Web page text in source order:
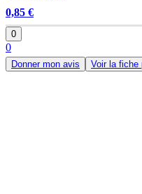
0,85 €
0
0
Donner mon avis Voir la fiche